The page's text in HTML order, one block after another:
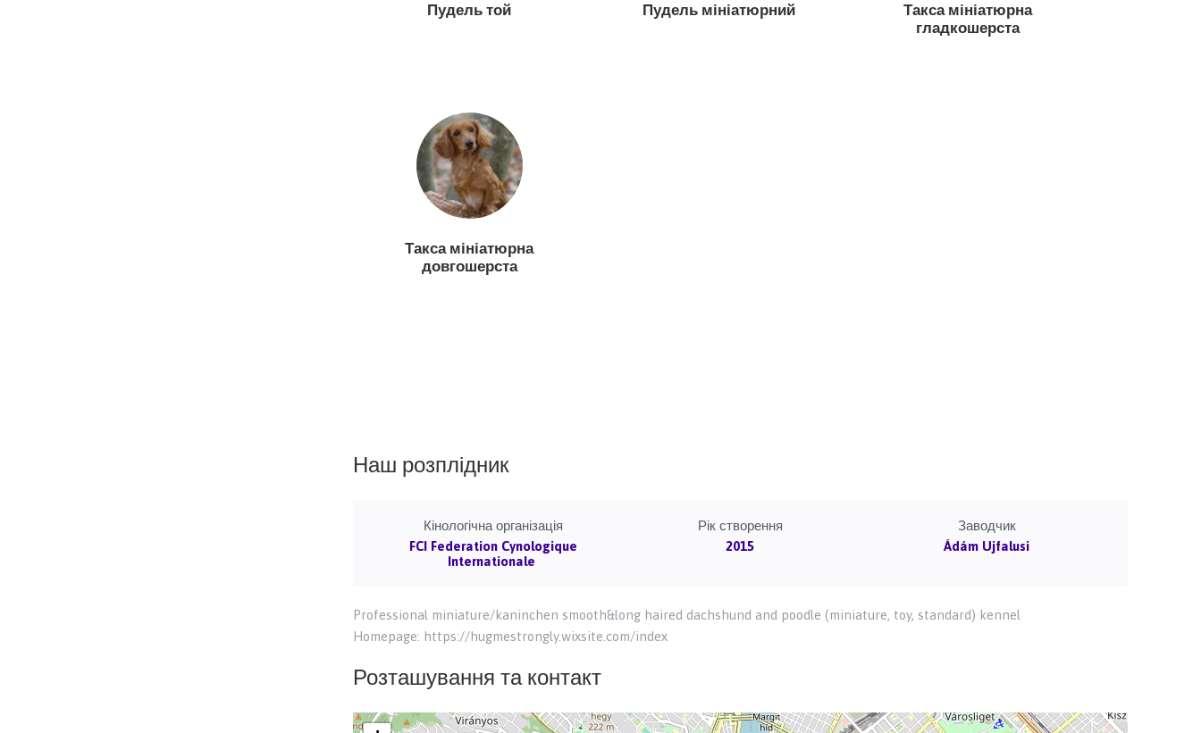
Пудель той Пудель мініатюрний
Такса мініатюрна
гладкошерста
Такса мініатюрна
довгошерста
Наш розплідник
Кінологічна організація
FCI Federation Cynologique
Internationale
Рік створення
2015
Заводчик
Ádám Ujfalusi
Professional miniature/kaninchen smooth&long haired dachshund and poodle (miniature, toy, standard) kennel
Homepage: https://hugmestrongly.wixsite.com/index
Розташування та контакт